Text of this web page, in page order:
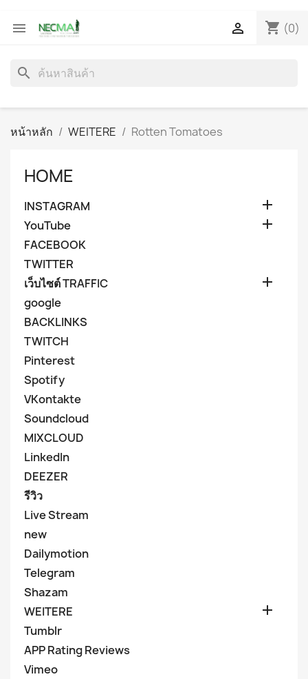
 shopping_cart (0)

search
หน้าหลัก WEITERE Rotten Tomatoes
HOME
INSTAGRAM 
YouTube 
FACEBOOK
TWITTER
เว็บไซต์ TRAFFIC

google
BACKLINKS
TWITCH
Pinterest
Spotify
VKontakte
Soundcloud
MIXCLOUD
LinkedIn
DEEZER
รีวิว
Live Stream
new
Dailymotion
Telegram
Shazam
WEITERE

Tumblr
APP Rating Reviews
Vimeo